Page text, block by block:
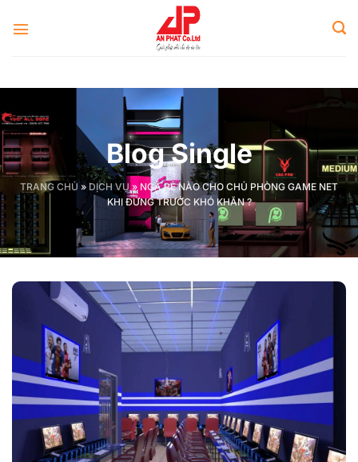
Blog Single
TRANG CHỦ » DỊCH VỤ » NGÃ RẺ NÀO CHO CHỦ PHÒNG GAME NET
KHI ĐỨNG TRƯỚC KHÓ KHĂN ?